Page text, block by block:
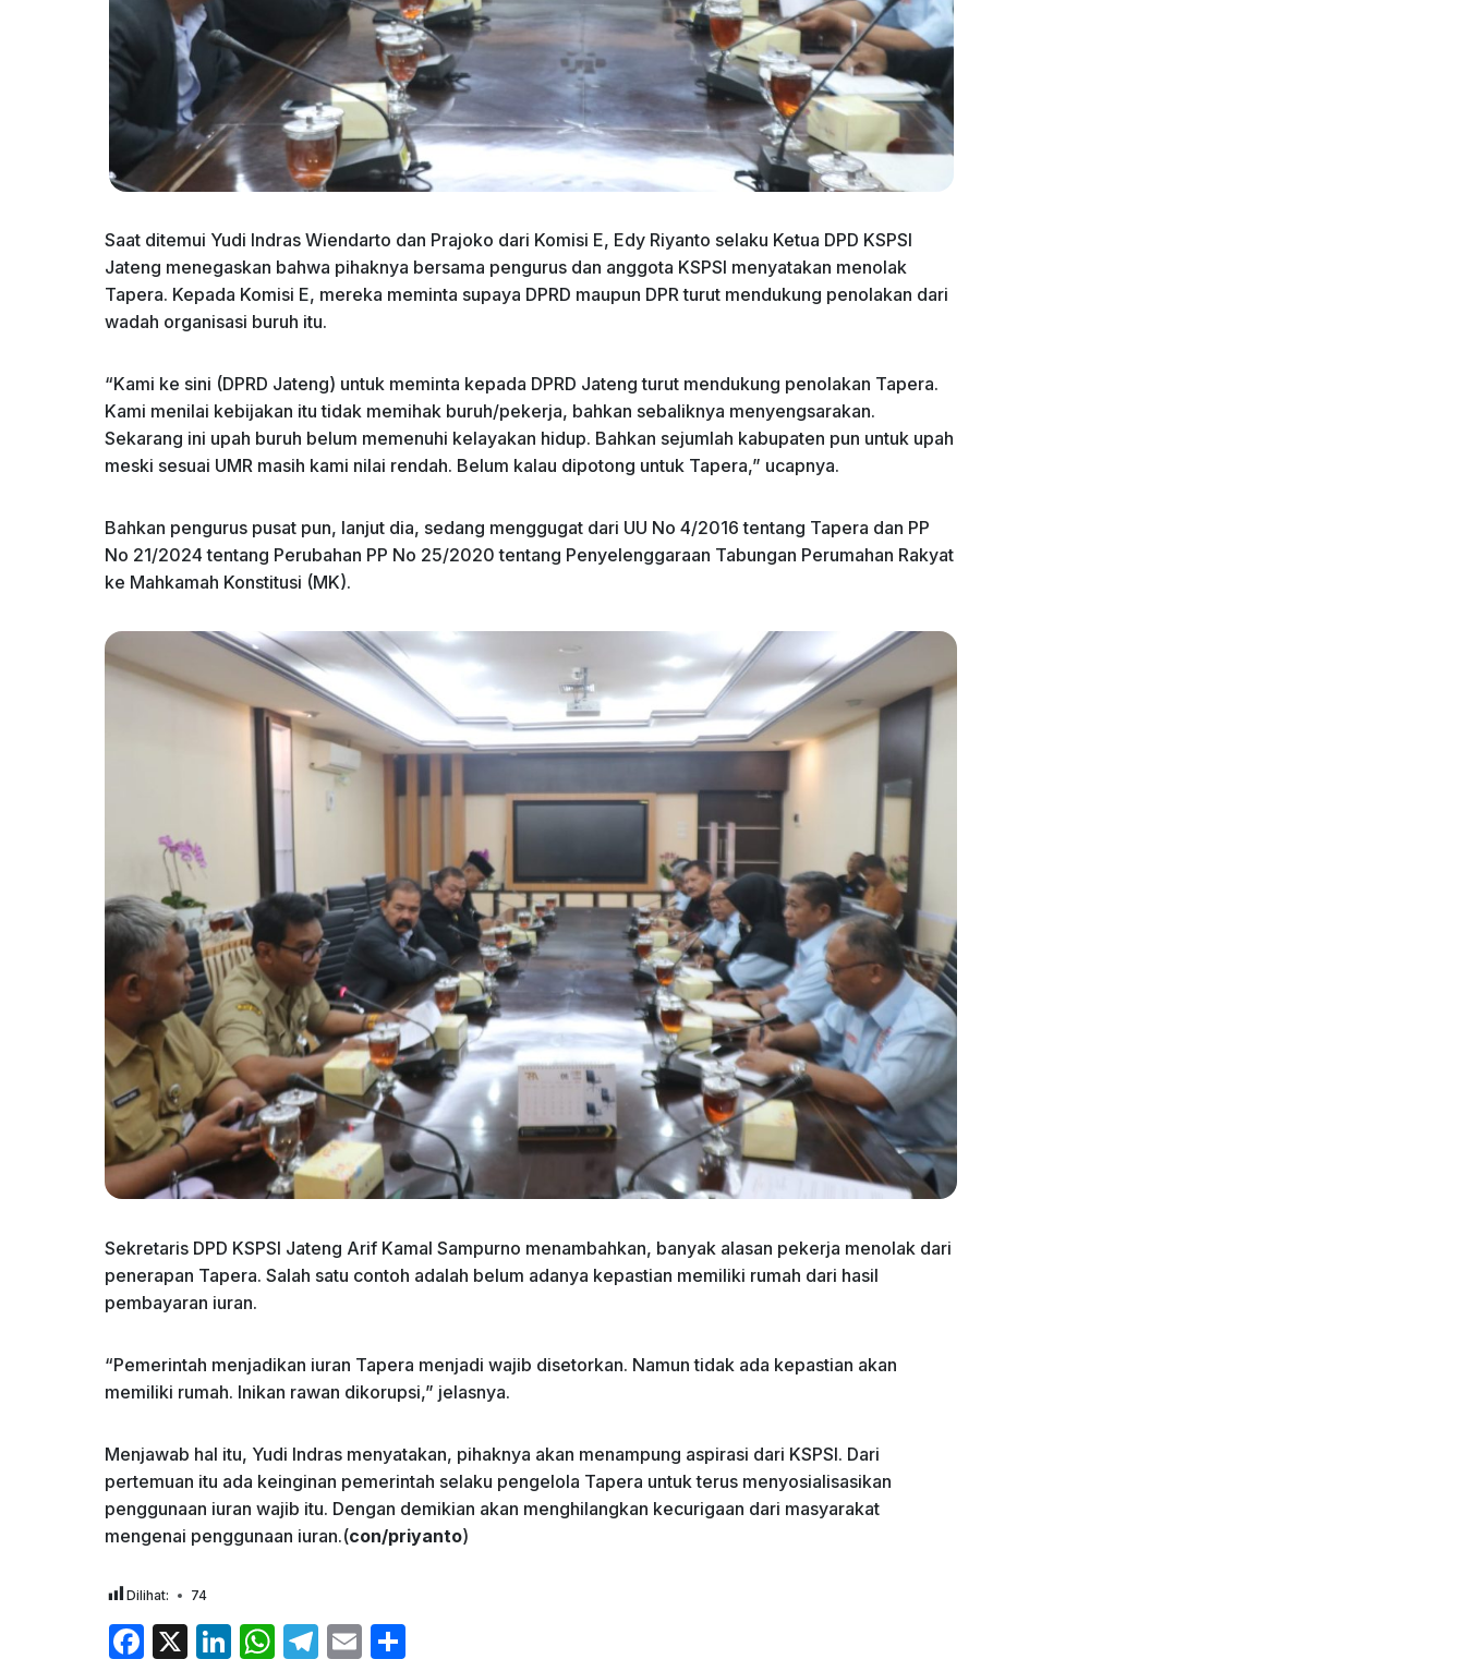
Saat ditemui Yudi Indras Wiendarto dan Prajoko dari Komisi E, Edy Riyanto selaku Ketua DPD KSPSI
Jateng menegaskan bahwa pihaknya bersama pengurus dan anggota KSPSI menyatakan menolak
Tapera. Kepada Komisi E, mereka meminta supaya DPRD maupun DPR turut mendukung penolakan dari
wadah organisasi buruh itu.
“Kami ke sini (DPRD Jateng) untuk meminta kepada DPRD Jateng turut mendukung penolakan Tapera.
Kami menilai kebijakan itu tidak memihak buruh/pekerja, bahkan sebaliknya menyengsarakan.
Sekarang ini upah buruh belum memenuhi kelayakan hidup. Bahkan sejumlah kabupaten pun untuk upah
meski sesuai UMR masih kami nilai rendah. Belum kalau dipotong untuk Tapera,” ucapnya.
Bahkan pengurus pusat pun, lanjut dia, sedang menggugat dari UU No 4/2016 tentang Tapera dan PP
No 21/2024 tentang Perubahan PP No 25/2020 tentang Penyelenggaraan Tabungan Perumahan Rakyat
ke Mahkamah Konstitusi (MK).
Sekretaris DPD KSPSI Jateng Arif Kamal Sampurno menambahkan, banyak alasan pekerja menolak dari
penerapan Tapera. Salah satu contoh adalah belum adanya kepastian memiliki rumah dari hasil
pembayaran iuran.
“Pemerintah menjadikan iuran Tapera menjadi wajib disetorkan. Namun tidak ada kepastian akan
memiliki rumah. Inikan rawan dikorupsi,” jelasnya.
Menjawab hal itu, Yudi Indras menyatakan, pihaknya akan menampung aspirasi dari KSPSI. Dari
pertemuan itu ada keinginan pemerintah selaku pengelola Tapera untuk terus menyosialisasikan
penggunaan iuran wajib itu. Dengan demikian akan menghilangkan kecurigaan dari masyarakat
mengenai penggunaan iuran.(con/priyanto)
Dilihat: 74
F
X
Li W T
E